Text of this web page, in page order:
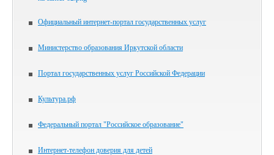
Официальный интернет-портал государственных услуг
Министерство образования Иркутской области
Портал государственных услуг Российской Федерации
Культура.рф
Федеральный портал "Российское образование"
Интернет-телефон доверия для детей